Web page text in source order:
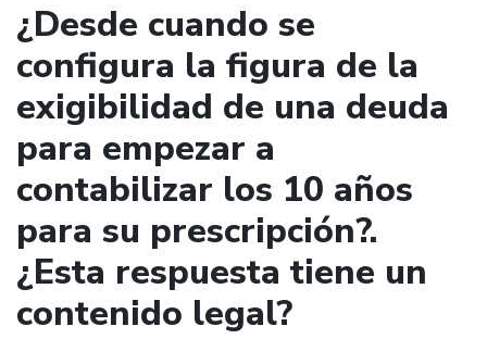
¿Desde cuando se
configura la figura de la
exigibilidad de una deuda
para empezar a
contabilizar los 10 años
para su prescripción?.
¿Esta respuesta tiene un
contenido legal?